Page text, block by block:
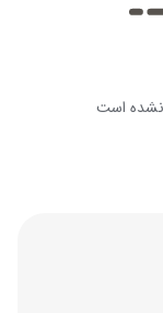
نشده است